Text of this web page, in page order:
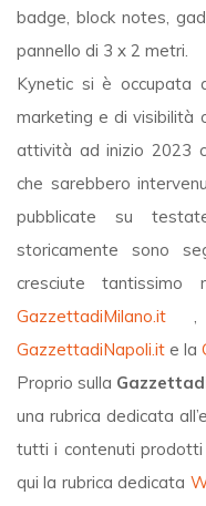
badge, block notes,
pannello di 3 x 2 metri.
Kynetic si è occupata
marketing e di visibilità
attività ad inizio 2023
che sarebbero
pubblicate su
storicamente sono
cresciute
GazzettadiMilano.it ,
GazzettadiNapoli.it e la
Proprio sulla
una rubrica dedicata
tutti i contenuti
qui la rubrica dedicata